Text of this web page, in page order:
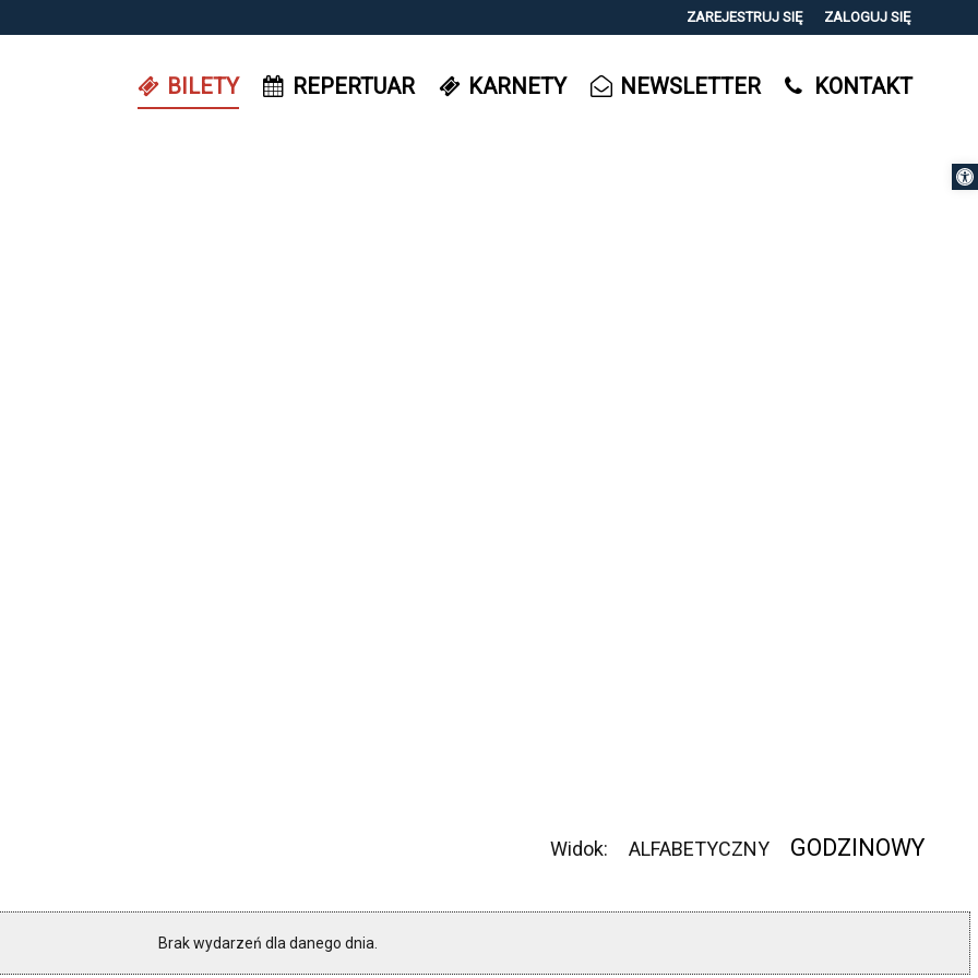
ZAREJESTRUJ SIĘ ZALOGUJ SIĘ
14
BILETY REPERTUAR KARNETY NEWSLETTER KONTAKT
Widok: ALFABETYCZNY GODZINOWY
Brak wydarzeń dla danego dnia.